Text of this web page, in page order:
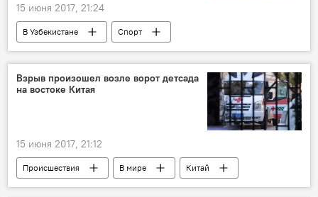
15 июня 2017, 21:24
В Узбекистане
Спорт
Южная Корея
Самвел Бабаян
Чемпионат мира по футболу 2018
Сборная Узбекистана в отборочных матчах чемпионата мира 2018 года
Взрыв произошел возле ворот детсада
на востоке Китая
15 июня 2017, 21:12
Происшествия В мире
Китай
Взрыв
ЧП